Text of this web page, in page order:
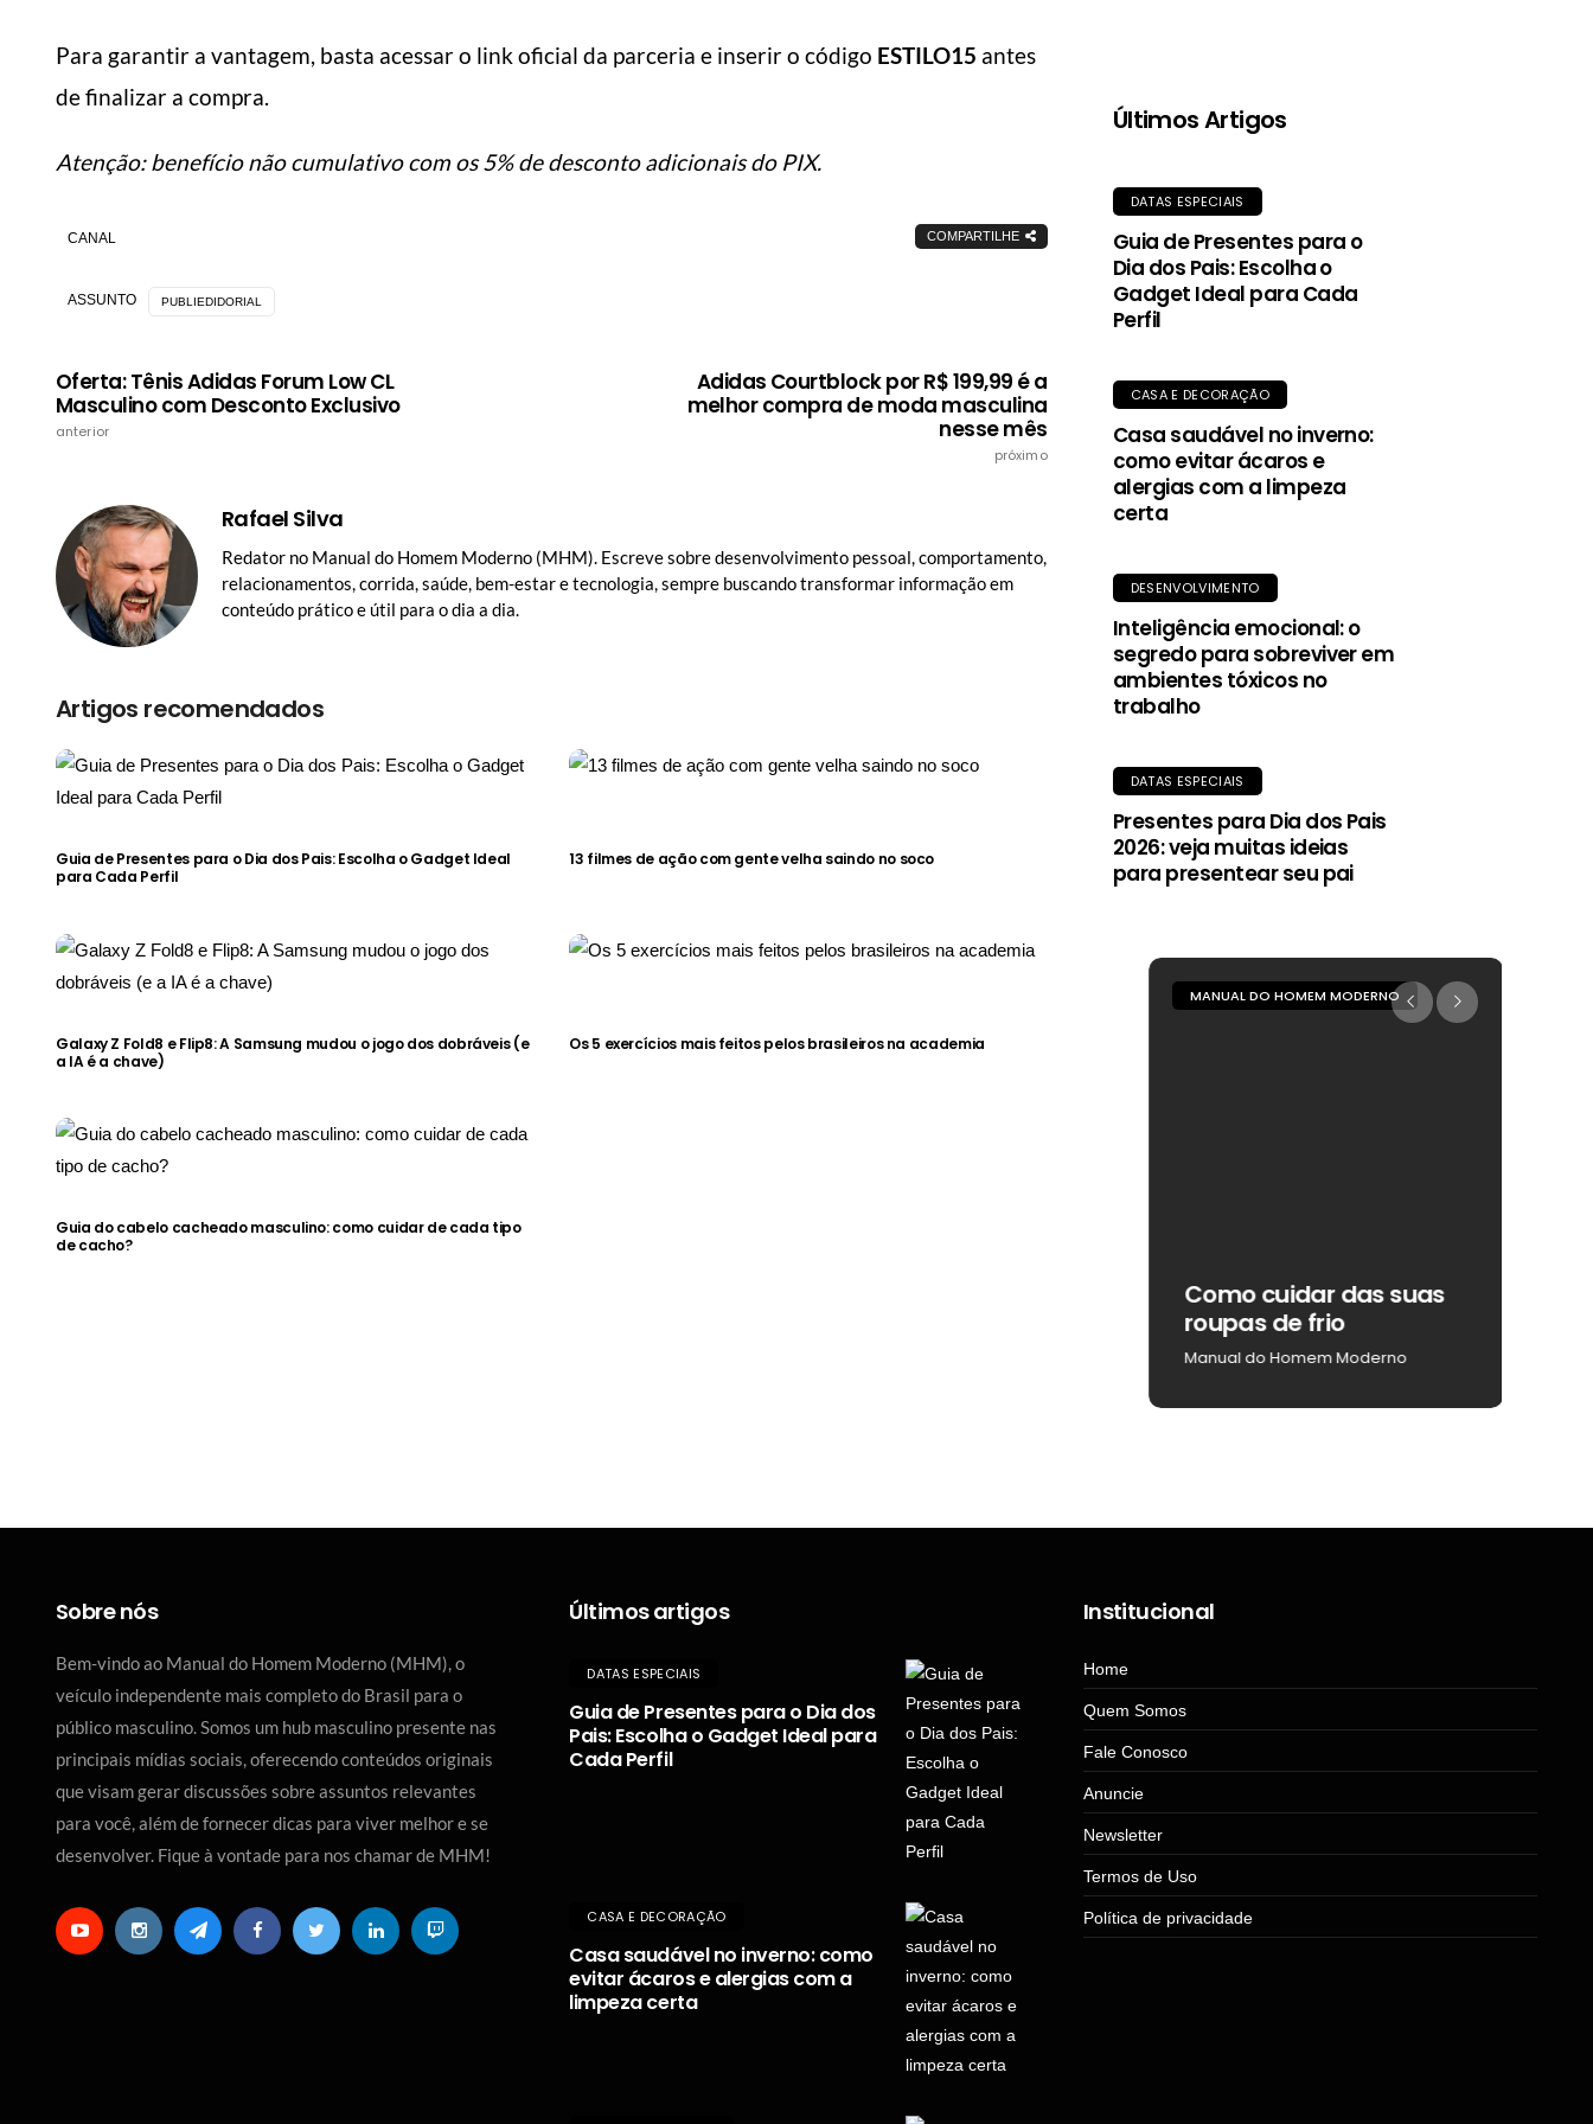
Para garantir a vantagem, basta acessar o link oficial da parceria e inserir o código ESTILO15 antes
de finalizar a compra.
Atenção: benefício não cumulativo com os 5% de desconto adicionais do PIX.
CANAL
ASSUNTO PUBLIEDIDORIAL
COMPARTILHE
Oferta: Tênis Adidas Forum Low CL
Masculino com Desconto Exclusivo
anterior
Adidas Courtblock por R$ 199,99 é a
melhor compra de moda masculina
nesse mês
próximo
Rafael Silva
Redator no Manual do Homem Moderno (MHM). Escreve sobre desenvolvimento pessoal, comportamento,
relacionamentos, corrida, saúde, bem-estar e tecnologia, sempre buscando transformar informação em
conteúdo prático e útil para o dia a dia.
Artigos recomendados
Guia de Presentes para o Dia dos Pais: Escolha o Gadget Ideal
para Cada Perfil
13 filmes de ação com gente velha saindo no soco
Galaxy Z Fold8 e Flip8: A Samsung mudou o jogo dos dobráveis (e
a IA é a chave)
Os 5 exercícios mais feitos pelos brasileiros na academia
Guia do cabelo cacheado masculino: como cuidar de cada tipo
de cacho?
Últimos Artigos
DATAS ESPECIAIS
Guia de Presentes para o
Dia dos Pais: Escolha o
Gadget Ideal para Cada
Perfil
CASA E DECORAÇÃO
Casa saudável no inverno:
como evitar ácaros e
alergias com a limpeza
certa
DESENVOLVIMENTO
Inteligência emocional: o
segredo para sobreviver em
ambientes tóxicos no
trabalho
DATAS ESPECIAIS
Presentes para Dia dos Pais
2026: veja muitas ideias
para presentear seu pai
MANUAL DO HOMEM MODERNO MANUAL DO HOMEM MODERNO
Como cuidar das suas
roupas de frio
Manual do Homem Moderno
Sobre nós
Bem-vindo ao Manual do Homem Moderno (MHM), o
veículo independente mais completo do Brasil para o
público masculino. Somos um hub masculino presente nas
principais mídias sociais, oferecendo conteúdos originais
que visam gerar discussões sobre assuntos relevantes
para você, além de fornecer dicas para viver melhor e se
desenvolver. Fique à vontade para nos chamar de MHM!
Últimos artigos
DATAS ESPECIAIS
Guia de Presentes para o Dia dos
Pais: Escolha o Gadget Ideal para
Cada Perfil
CASA E DECORAÇÃO
Casa saudável no inverno: como
evitar ácaros e alergias com a
limpeza certa
Institucional
Home
Quem Somos
Fale Conosco
Anuncie
Newsletter
Termos de Uso
Política de privacidade